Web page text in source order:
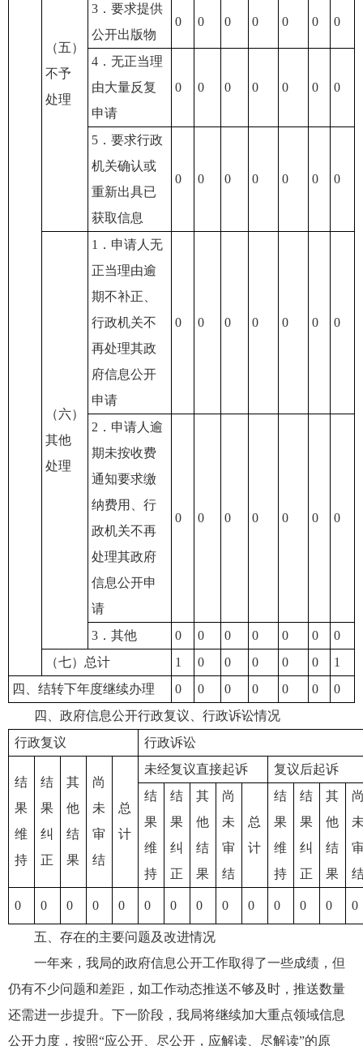
（五）
不予
处理
3．要求提供
公开出版物
0 0 0 0 0 0 0
4．无正当理
由大量反复
申请
0 0 0 0 0 0 0
5．要求行政
机关确认或
重新出具已
获取信息
0 0 0 0 0 0 0
（六）
其他
处理
1．申请人无
正当理由逾
期不补正、
行政机关不
再处理其政
府信息公开
申请
0 0 0 0 0 0 0
2．申请人逾
期未按收费
通知要求缴
纳费用、行
政机关不再
处理其政府
信息公开申
请
0 0 0 0 0 0 0
3．其他 0 0 0 0 0 0
0
（七）总计
1 0 0 0 0 0
1
四、结转下年度继续办理
0 0 0 0 0 0
0
四、政府信息公开行政复议、行政诉讼情况
行政复议
行政诉讼
结
果
维
持
结
果
纠
正
其
他
结
果
尚
未
审
结
总
计
未经复议直接起诉
复议后起诉
结
果
维
持
结
果
纠
正
其
他
结
果
尚
未
审
结
总
计
结
果
维
持
结
果
纠
正
其
他
结
果
0 0 0 0 0 0 0 0 0 0 0 0 0 0
五、存在的主要问题及改进情况
一年来，我局的政府信息公开工作取得了一些成绩，但
仍有不少问题和差距，如工作动态推送不够及时，推送数量
还需进一步提升。下一阶段，我局将继续加大重点领域信息
公开力度，按照“应公开、尽公开，应解读、尽解读”的原